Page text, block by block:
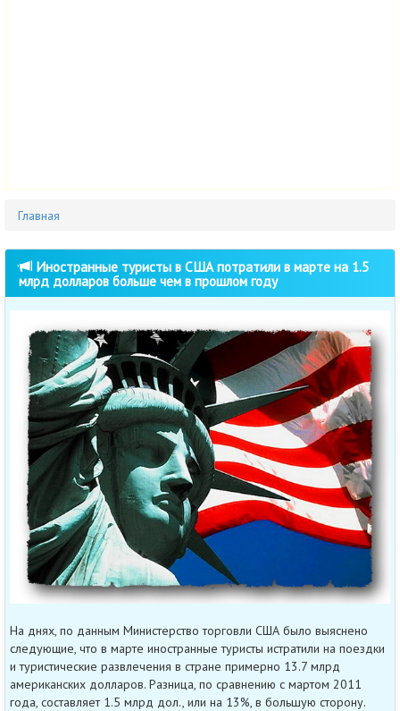
Главная
Иностранные туристы в США потратили в марте на 1.5
млрд долларов больше чем в прошлом году
На днях, по данным Министерство торговли США было выяснено
следующие, что в марте иностранные туристы истратили на поездки
и туристические развлечения в стране примерно 13.7 млрд
американских долларов. Разница, по сравнению с мартом 2011
года, составляет 1.5 млрд дол., или на 13%, в большую сторону.